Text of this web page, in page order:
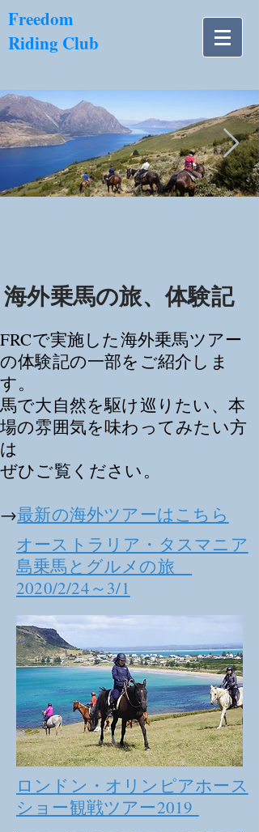
​Freedom
Riding Club
海外乗馬の旅、体験記
FRCで実施した海外乗馬ツアー
の体験記の一部をご紹介しま
す。
馬で大自然を駆け巡りたい、本
場の雰囲気を味わってみたい方
は
​ぜひご覧ください。
​→最新の海外ツアーはこちら
オーストラリア・タスマニア
島乗馬とグルメの旅
2020/2/24～3/1
ロンドン・オリンピアホース
ショー観戦ツアー2019